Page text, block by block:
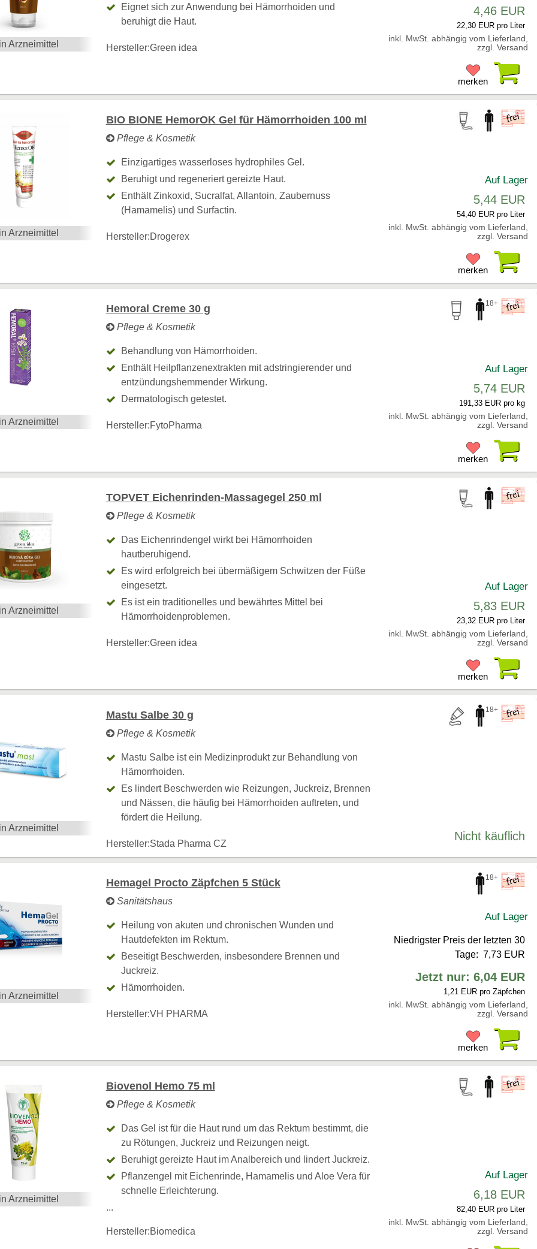
Arzneimittel
Eignet sich zur Anwendung bei Hämorrhoiden und
beruhigt die Haut.
Hersteller:Green idea
4,46 EUR
22,30 EUR pro Liter
inkl. MwSt. abhängig vom Lieferland,
zzgl. Versand
merken
Arzneimittel
BIO BIONE HemorOK Gel für Hämorrhoiden 100 ml
Pflege & Kosmetik
Einzigartiges wasserloses hydrophiles Gel.
Beruhigt und regeneriert gereizte Haut.
Enthält Zinkoxid, Sucralfat, Allantoin, Zaubernuss
(Hamamelis) und Surfactin.
Hersteller:Drogerex
Auf Lager
5,44 EUR
54,40 EUR pro Liter
inkl. MwSt. abhängig vom Lieferland,
zzgl. Versand
merken
Arzneimittel
Hemoral Creme 30 g
Pflege & Kosmetik
Behandlung von Hämorrhoiden.
Enthält Heilpflanzenextrakten mit adstringierender und
entzündungshemmender Wirkung.
Dermatologisch getestet.
Hersteller:FytoPharma
18+
Auf Lager
5,74 EUR
191,33 EUR pro kg
inkl. MwSt. abhängig vom Lieferland,
zzgl. Versand
merken
Arzneimittel
TOPVET Eichenrinden-Massagegel 250 ml
Pflege & Kosmetik
Das Eichenrindengel wirkt bei Hämorrhoiden
hautberuhigend.
Es wird erfolgreich bei übermäßigem Schwitzen der Füße
eingesetzt.
Es ist ein traditionelles und bewährtes Mittel bei
Hämorrhoidenproblemen.
Hersteller:Green idea
Auf Lager
5,83 EUR
23,32 EUR pro Liter
inkl. MwSt. abhängig vom Lieferland,
zzgl. Versand
merken
Arzneimittel
Mastu Salbe 30 g
Pflege & Kosmetik
Mastu Salbe ist ein Medizinprodukt zur Behandlung von
Hämorrhoiden.
Es lindert Beschwerden wie Reizungen, Juckreiz, Brennen
und Nässen, die häufig bei Hämorrhoiden auftreten, und
fördert die Heilung.
Hersteller:Stada Pharma CZ
18+
Nicht käuflich
Arzneimittel
Hemagel Procto Zäpfchen 5 Stück
Sanitätshaus
Heilung von akuten und chronischen Wunden und
Hautdefekten im Rektum.
Beseitigt Beschwerden, insbesondere Brennen und
Juckreiz.
Hämorrhoiden.
Hersteller:VH PHARMA
18+
Auf Lager
Niedrigster Preis der letzten 30
Tage: 7,73 EUR
Jetzt nur: 6,04 EUR
1,21 EUR pro Zäpfchen
inkl. MwSt. abhängig vom Lieferland,
zzgl. Versand
merken
Arzneimittel
Biovenol Hemo 75 ml
Pflege & Kosmetik
Das Gel ist für die Haut rund um das Rektum bestimmt, die
zu Rötungen, Juckreiz und Reizungen neigt.
Beruhigt gereizte Haut im Analbereich und lindert Juckreiz.
Pflanzengel mit Eichenrinde, Hamamelis und Aloe Vera für
schnelle Erleichterung.
...
Hersteller:Biomedica
Auf Lager
6,18 EUR
82,40 EUR pro Liter
inkl. MwSt. abhängig vom Lieferland,
zzgl. Versand